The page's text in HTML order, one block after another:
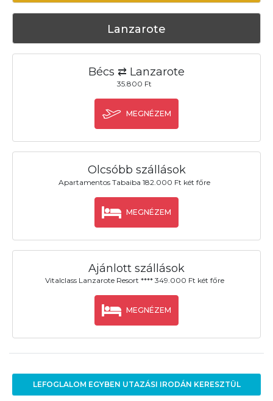
Lanzarote
Bécs ⇄ Lanzarote
35.800 Ft
MEGNÉZEM
Olcsóbb szállások
Apartamentos Tabaiba 182.000 Ft két főre
MEGNÉZEM
Ajánlott szállások
Vitalclass Lanzarote Resort **** 349.000 Ft két főre
MEGNÉZEM
LEFOGLALOM EGYBEN UTAZÁSI IRODÁN KERESZTÜL